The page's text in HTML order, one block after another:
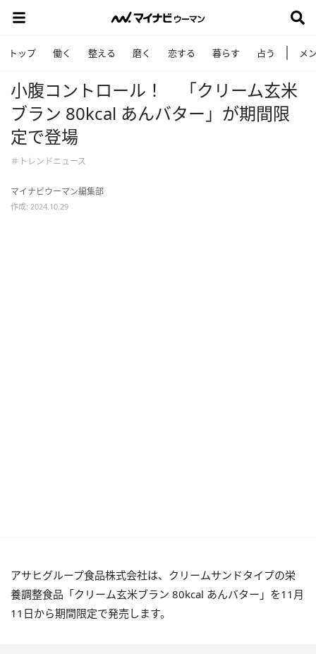
トップ 働く 整える 磨く 恋する 暮らす 占う メ
小腹コントロール！ 「クリーム玄米
ブラン 80kcal あんバター」が期間限
定で登場
＃トレンドニュース
マイナビウーマン編集部
作成: 2024.10.29
アサヒグループ食品株式会社は、クリームサンドタイプの栄
養調整食品「クリーム玄米ブラン 80kcal あんバター」を11月
11日から期間限定で発売します。